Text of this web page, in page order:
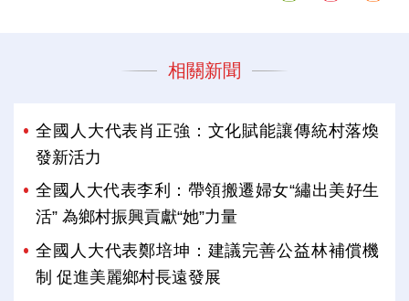
相關新聞
全國人大代表肖正強：文化賦能讓傳統村落煥
發新活力
全國人大代表李利：帶領搬遷婦女“繡出美好生
活” 為鄉村振興貢獻“她”力量
全國人大代表鄭培坤：建議完善公益林補償機
制 促進美麗鄉村長遠發展